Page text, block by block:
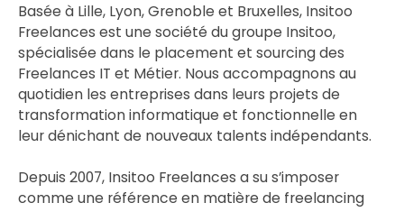
Basée à Lille, Lyon, Grenoble et Bruxelles, Insitoo
Freelances est une société du groupe Insitoo,
spécialisée dans le placement et sourcing des
Freelances IT et Métier. Nous accompagnons au
quotidien les entreprises dans leurs projets de
transformation informatique et fonctionnelle en
leur dénichant de nouveaux talents indépendants.
Depuis 2007, Insitoo Freelances a su s’imposer
comme une référence en matière de freelancing